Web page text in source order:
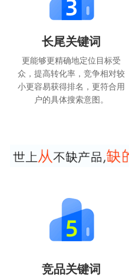
长尾关键词
更能够更精确地定位目标受
众，提高转化率，竞争相对较
小更容易获得排名，更符合用
户的具体搜索意图。
竞品关键词